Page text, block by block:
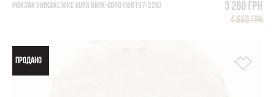
РЮКЗАК УНИСЕКС NIKE AURA BKPK-CORD (IB6197-229) 3 260 грн
4 650 грн
ПРОДАНО